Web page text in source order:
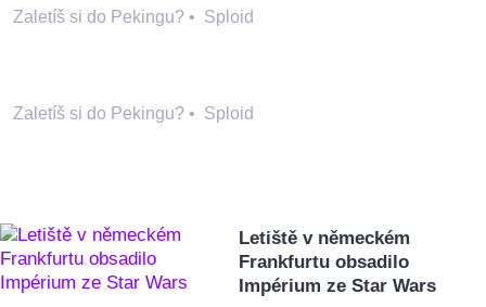
Zaletíš si do Pekingu? • Sploid
Zaletíš si do Pekingu? • Sploid
Letiště v německém
Frankfurtu obsadilo
Impérium ze Star Wars